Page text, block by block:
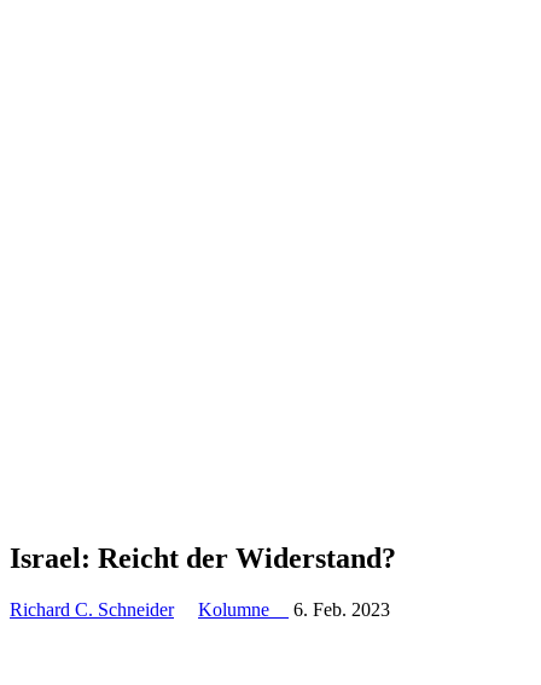
Israel: Reicht der Widerstand?
Richard C. Schneider Kolumne 6. Feb. 2023